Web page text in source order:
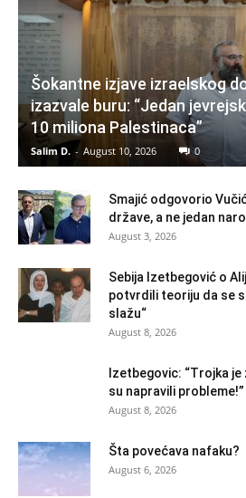
Šokantne izjave izraelskog
izazvale buru: “Jedan
10 miliona Palestinaca”
Salim D. - August 10, 2026 0
Smajić odgovorio
države, a ne jedan
August 3, 2026
Sebija Izetbegović o
potvrdili teoriju da se
slažu“
August 8, 2026
Izetbegovic: “Trojka
su napravili probleme!”
August 8, 2026
Šta povećava nafaku?
August 6, 2026